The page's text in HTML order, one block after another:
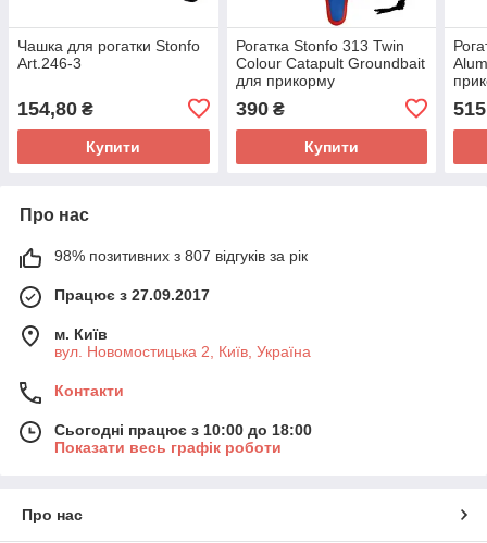
Чашка для рогатки Stonfo
Art.246-3
154,80 ₴
Купити
Рогатка Stonfo 313 Twin
Colour Catapult Groundbait
для прикорму
390₴
Купити
515
Про нас
98% позитивних з 807 відгуків за рік
Працює з 27.09.2017
м. Київ
вул. Новомостицька 2, Київ, Україна
Контакти
Сьогодні працює з 10:00 до 18:00
Показати весь графік роботи
Про нас